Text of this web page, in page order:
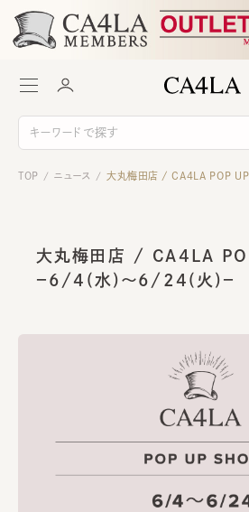
TOP / ニュース / 大丸梅田店 / CA4LA POP
大丸梅田店 / CA4LA
－6/4(水)～6/24(火)－